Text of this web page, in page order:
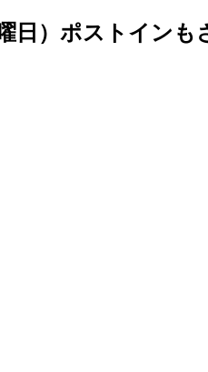
日）ポストインも